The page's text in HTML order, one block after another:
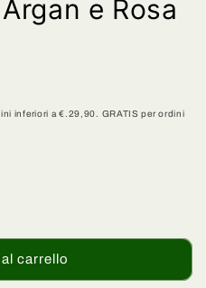
e Rosa
inferiori a €.29,90. GRATIS per ordini
carrello